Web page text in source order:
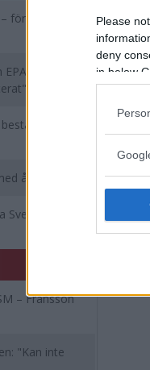
Please
deny
in below
för egen
slinga i
– då
ålderism
– Fransson
"Kan inte